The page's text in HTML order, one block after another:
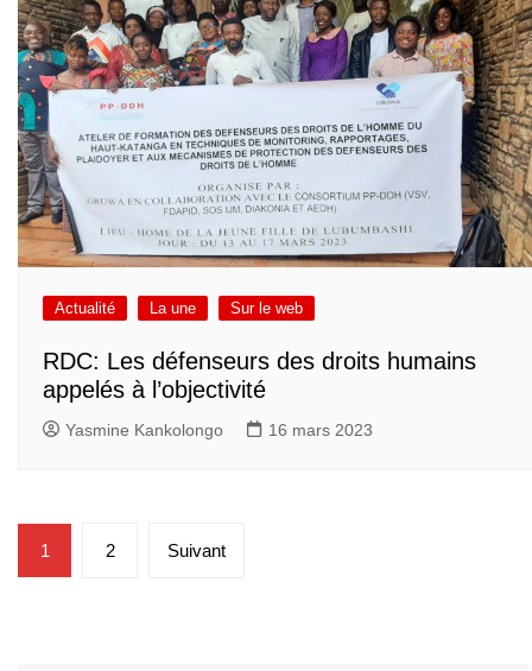
Actualité La une Sur le web
RDC: Les défenseurs des droits humains
appelés à l’objectivité
Yasmine Kankolongo 16 mars 2023
Pagination
des
1 2 Suivant